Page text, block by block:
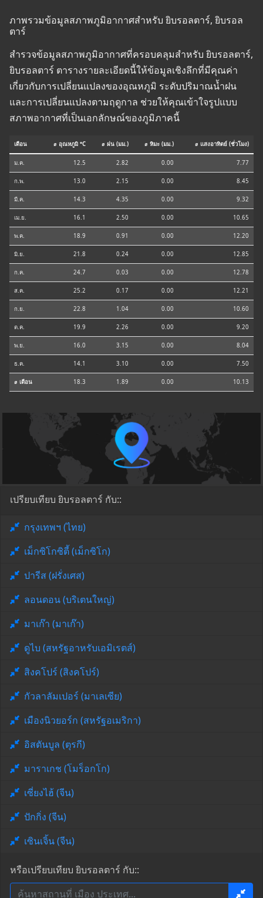
ภาพรวมข้อมูลสภาพภูมิอากาศสำหรับ ยิบรอลตาร์, ยิบรอล
ตาร์
สำรวจข้อมูลสภาพภูมิอากาศที่ครอบคลุมสำหรับ ยิบรอลตาร์,
ยิบรอลตาร์ ตารางรายละเอียดนี้ให้ข้อมูลเชิงลึกที่มีคุณค่า
เกี่ยวกับการเปลี่ยนแปลงของอุณหภูมิ ระดับปริมาณน้ำฝน
และการเปลี่ยนแปลงตามฤดูกาล ช่วยให้คุณเข้าใจรูปแบบ
สภาพอากาศที่เป็นเอกลักษณ์ของภูมิภาคนี้
เดือน ⌀ อุณหภูมิ °C ⌀ ฝน (มม.) ⌀ หิมะ (มม.) ⌀ แสงอาทิตย์ (ชั่วโมง)
ม.ค. 12.5 2.82 0.00 7.77
ก.พ. 13.0 2.15 0.00 8.45
มี.ค. 14.3 4.35 0.00 9.32
เม.ย. 16.1 2.50 0.00 10.65
พ.ค. 18.9 0.91 0.00 12.20
มิ.ย. 21.8 0.24 0.00 12.85
ก.ค. 24.7 0.03 0.00 12.78
ส.ค. 25.2 0.17 0.00 12.21
ก.ย. 22.8 1.04 0.00 10.60
ต.ค. 19.9 2.26 0.00 9.20
พ.ย. 16.0 3.15 0.00 8.04
ธ.ค. 14.1 3.10 0.00 7.50
⌀ เดือน 18.3 1.89 0.00 10.13
เปรียบเทียบ ยิบรอลตาร์ กับ::
กรุงเทพฯ (ไทย)
เม็กซิโกซิตี้ (เม็กซิโก)
ปารีส (ฝรั่งเศส)
ลอนดอน (บริเตนใหญ่)
มาเก๊า (มาเก๊า)
ดูไบ (สหรัฐอาหรับเอมิเรตส์)
สิงคโปร์ (สิงคโปร์)
กัวลาลัมเปอร์ (มาเลเซีย)
เมืองนิวยอร์ก (สหรัฐอเมริกา)
อิสตันบูล (ตุรกี)
มาราเกช (โมร็อกโก)
เซี่ยงไฮ้ (จีน)
ปักกิ่ง (จีน)
เซินเจิ้น (จีน)
หรือเปรียบเทียบ ยิบรอลตาร์ กับ::